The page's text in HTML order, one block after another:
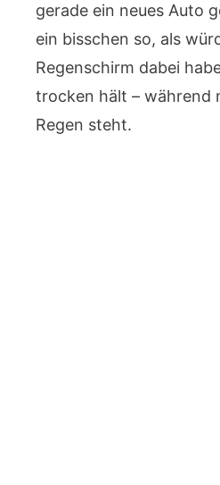
gerade ein neues Auto
ein bisschen so, als
Regenschirm dabei
trocken hält – während
Regen steht.